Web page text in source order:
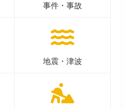
事件・事故
地震・津波